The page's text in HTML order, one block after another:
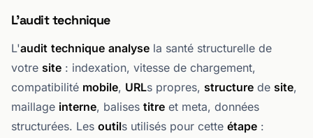
L'audit technique
L'audit technique analyse la santé structurelle de
votre site : indexation, vitesse de chargement,
compatibilité mobile, URLs propres, structure de site,
maillage interne, balises titre et meta, données
structurées. Les outils utilisés pour cette étape :